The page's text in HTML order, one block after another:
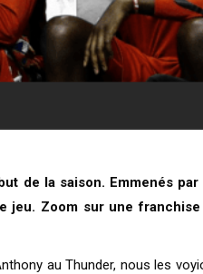
de la saison. Emmenés par
jeu. Zoom sur une
au Thunder, nous les